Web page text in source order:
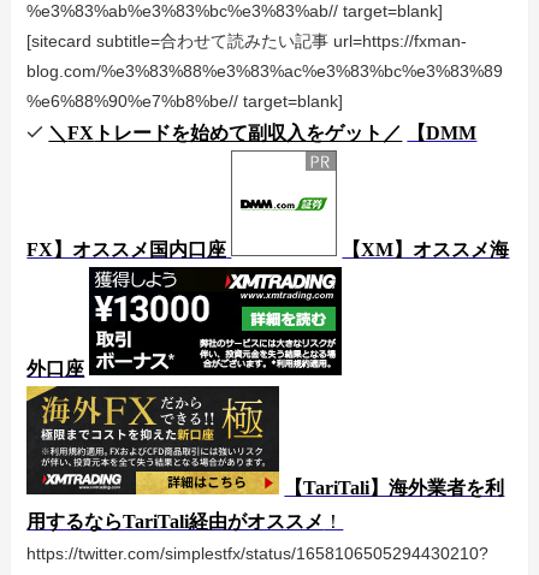
%e3%83%ab%e3%83%bc%e3%83%ab// target=blank]
[sitecard subtitle=合わせて読みたい記事 url=https://fxman-
blog.com/%e3%83%88%e3%83%ac%e3%83%bc%e3%83%89
%e6%88%90%e7%b8%be// target=blank]
＼FX トレードを始めて副収入をゲット／ 【DMM
FX】オススメ国内口座 【XM】オススメ海
外口座
【TariTali】海外業者を利
用するならTariTali経由がオススメ ！
https://twitter.com/simplestfx/status/1658106505294430210?